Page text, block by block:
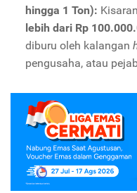
hingga 1 Ton):
lebih dari Rp
diburu oleh kalangan
pengusaha, atau